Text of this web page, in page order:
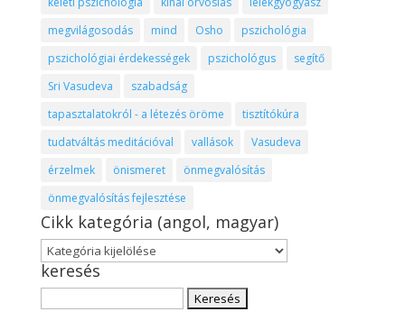
megvilágosodás
mind Osho
pszichológia
pszichológiai érdekességek
pszichológus
segítő
Sri Vasudeva
szabadság
tapasztalatokról - a létezés öröme
tisztítókúra
tudatváltás meditációval
vallások
Vasudeva
érzelmek
önismeret
önmegvalósítás
önmegvalósítás fejlesztése
Cikk kategória (angol, magyar)
Cikk
kategória
(angol,
magyar)
keresés